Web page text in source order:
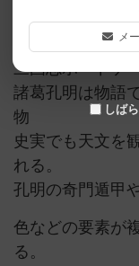
三国志 諸葛
三国志ボードゲ
諸葛孔明は物語
物
史実でも天文を
れる。
孔明の奇門遁甲
色などの要素が
る。
メ
しば